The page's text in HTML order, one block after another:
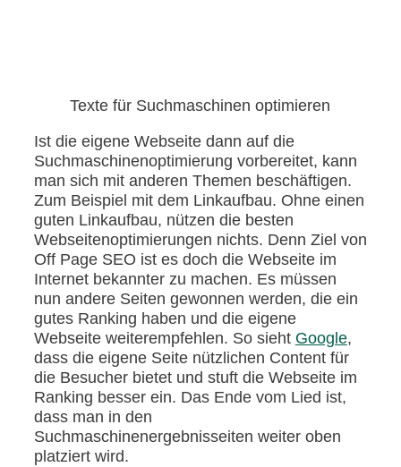
Texte für Suchmaschinen optimieren
Ist die eigene Webseite dann auf die
Suchmaschinenoptimierung vorbereitet, kann
man sich mit anderen Themen beschäftigen.
Zum Beispiel mit dem Linkaufbau. Ohne einen
guten Linkaufbau, nützen die besten
Webseitenoptimierungen nichts. Denn Ziel von
Off Page SEO ist es doch die Webseite im
Internet bekannter zu machen. Es müssen
nun andere Seiten gewonnen werden, die ein
gutes Ranking haben und die eigene
Webseite weiterempfehlen. So sieht Google,
dass die eigene Seite nützlichen Content für
die Besucher bietet und stuft die Webseite im
Ranking besser ein. Das Ende vom Lied ist,
dass man in den
Suchmaschinenergebnisseiten weiter oben
platziert wird.